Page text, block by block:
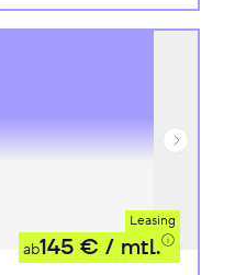
Leasing
ab145 € / mtl.